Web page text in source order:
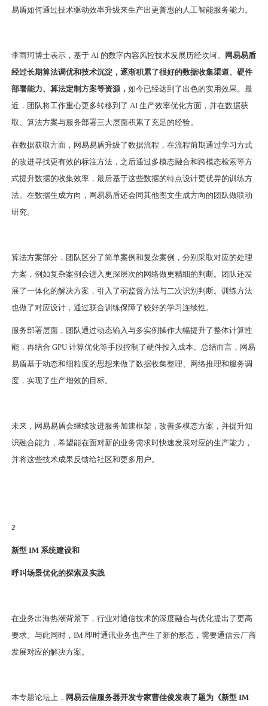
易盾如何通过技术驱动效率升级来生产出更普惠的人工智能服务能力。
李雨珂博士表示，基于 AI 的数字内容风控技术发展历经坎坷。
网易易盾
经过长期算法调优和技术沉淀，逐渐积累了很好的数据收集渠道、硬件
部署能力、算法定制方案等资源，如今已经达到了出色的实用效果。最
近，团队将工作重心更多转移到了 AI 生产效率优化方面，并在数据获
取、算法方案与服务部署三大层面积累了充足的经验。
在数据获取方面，网易易盾升级了数据流程，在流程前期通过学习方式
的改进寻找更有效的标注方法，之后通过多模态融合和跨模态检索等方
式提升数据的收集效率，最后基于这些数据的特点设计更优异的训练方
法。在数据生成方向，网易易盾还会同其他图文生成方向的团队做联动
研究。
算法方案部分，团队区分了简单案例和复杂案例，分别采取对应的处理
方案，例如复杂案例会进入更深层次的网络做更精细的判断。团队还发
展了一体化的解决方案，引入了弱监督方法与二次识别判断。训练方法
也做了对应设计，通过联合训练保障了较好的学习连续性。
服务部署层面，团队通过动态输入与多实例操作大幅提升了整体计算性
能，再结合 GPU 计算优化等手段控制了硬件投入成本。总结而言，网易
易盾基于动态和细粒度的思想来做了数据收集整理、网络推理和服务调
度，实现了生产增效的目标。
未来，网易易盾会继续改进服务加速框架，改善多模态方案，并提升知
识融合能力，希望能在面对新的业务需求时快速发展对应的生产能力，
并将这些技术成果反馈给社区和更多用户。
2
新型 IM 系统建设和
呼叫场景优化的探索及实践
在业务出海热潮背景下，行业对通信技术的深度融合与优化提出了更高
要求。与此同时，IM 即时通讯业务也产生了新的形态，需要通信云厂商
发展对应的解决方案。
本专题论坛上， 网易云信服务器开发专家曹佳俊发表了题为《新型 IM